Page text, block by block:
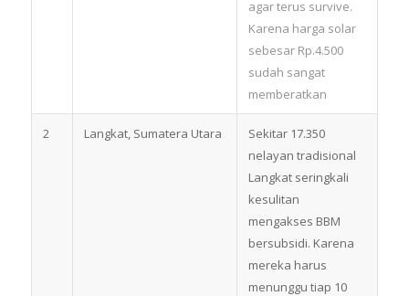
agar terus survive.
Karena harga solar
sebesar Rp.4.500
sudah sangat
memberatkan
2 Langkat, Sumatera Utara
Sekitar 17.350
nelayan tradisional
Langkat seringkali
kesulitan
mengakses BBM
bersubsidi. Karena
mereka harus
menunggu tiap 10